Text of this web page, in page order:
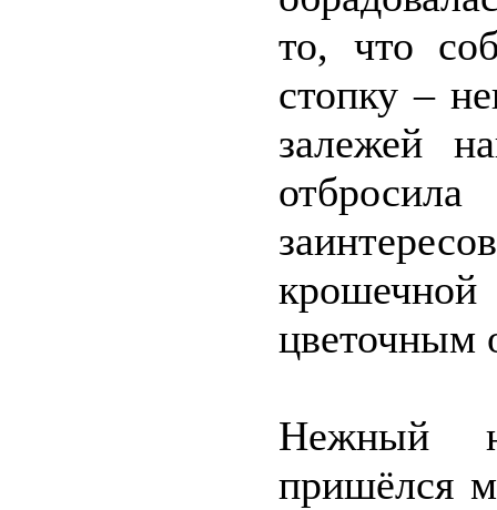
то, что
стопку –
залежей
цветочным
Нежный
пришёлся